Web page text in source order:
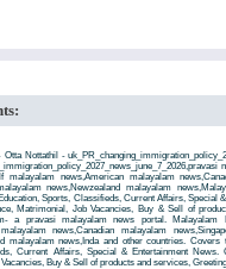
Otta Nottathil -
malayalam news,American malayalam
news,Newzealand malayalam
Sports, Classifieds, Current Affairs, Special
Matrimonial, Job Vacancies, Buy & Sell of
a pravasi malayalam news portal. Malayalam
news,Canadian malayalam
malayalam news,Inda and other countries.
Current Affairs, Special & Entertainment News.
Buy & Sell of products and services,